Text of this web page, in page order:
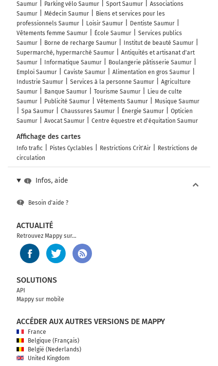
Saumur
Parking vélo Saumur Sport Saumur
Associations
Saumur
Médecin Saumur
Biens et services pour les
professionnels Saumur
Loisir Saumur
Dentiste Saumur
Vêtements femme Saumur
École Saumur
Services publics
Saumur
Borne de recharge Saumur
Institut de beauté Saumur
Supermarché, hypermarché Saumur
Antiquités et artisanat d'art
Saumur
Informatique Saumur
Boulangerie pâtisserie Saumur
Emploi Saumur
Caviste Saumur
Alimentation en gros Saumur
Industrie Saumur
Services à la personne Saumur
Agriculture
Saumur
Banque Saumur Tourisme Saumur
Lieu de culte
Saumur
Publicité Saumur Vêtements Saumur
Musique Saumur
Spa Saumur
Chaussures Saumur Énergie Saumur
Opticien
Saumur
Avocat Saumur Centre équestre et d'équitation Saumur
Affichage des cartes
Info trafic Pistes Cyclables Restrictions Crit'Air
Restrictions de
circulation
Infos, aide
Besoin d'aide ?
ACTUALITÉ
Retrouvez Mappy sur...
SOLUTIONS
API
Mappy sur mobile
ACCÉDER AUX AUTRES VERSIONS DE MAPPY
France
Belgique (Français)
België (Nederlands)
United Kingdom